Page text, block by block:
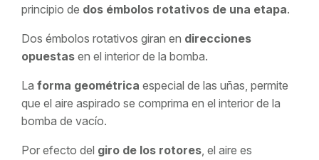
principio de dos émbolos rotativos de una etapa.
Dos émbolos rotativos giran en direcciones
opuestas en el interior de la bomba.
La forma geométrica especial de las uñas, permite
que el aire aspirado se comprima en el interior de la
bomba de vacío.
Por efecto del giro de los rotores, el aire es